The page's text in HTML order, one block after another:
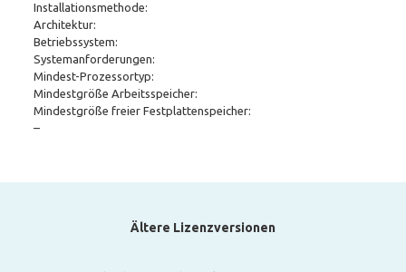
Installationsmethode:
Architektur:
Betriebssystem:
Systemanforderungen:
Mindest-Prozessortyp:
Mindestgröße Arbeitsspeicher:
Mindestgröße freier Festplattenspeicher:
–
Ältere Lizenzversionen